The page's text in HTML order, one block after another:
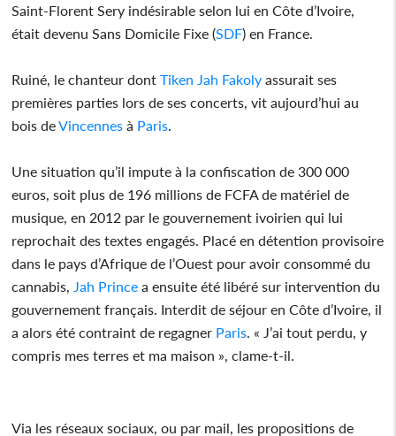
Saint-Florent Sery indésirable selon lui en Côte d’Ivoire,
était devenu Sans Domicile Fixe (SDF) en France.
Ruiné, le chanteur dontTiken Jah Fakoly assurait ses
premières parties lors de ses concerts, vit aujourd’hui au
bois deVincennes à Paris.
Une situation qu’il impute à la confiscation de 300 000
euros, soit plus de 196 millions de FCFA de matériel de
musique, en 2012 par le gouvernement ivoirien qui lui
reprochait des textes engagés. Placé en détention provisoire
dans le pays d’Afrique de l’Ouest pour avoir consommé du
cannabis, Jah Prince a ensuite été libéré sur intervention du
gouvernement français. Interdit de séjour en Côte d’Ivoire, il
a alors été contraint de regagner Paris. « J’ai tout perdu, y
compris mes terres et ma maison », clame-t-il.
Via les réseaux sociaux, ou par mail, les propositions de